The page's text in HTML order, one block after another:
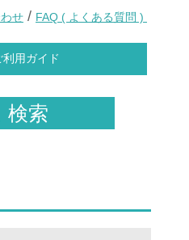
せ / FAQ ( よくある質問 )
利用ガイド
検索